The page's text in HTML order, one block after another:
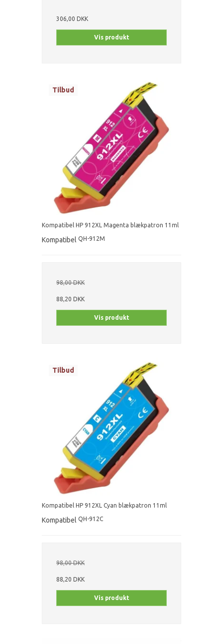
306,00 DKK
Vis produkt
Tilbud
Kompatibel HP 912XL Magenta blækpatron 11ml
Kompatibel QH-912M
98,00 DKK
88,20 DKK
Vis produkt
Tilbud
Kompatibel HP 912XL Cyan blækpatron 11ml
Kompatibel QH-912C
98,00 DKK
88,20 DKK
Vis produkt